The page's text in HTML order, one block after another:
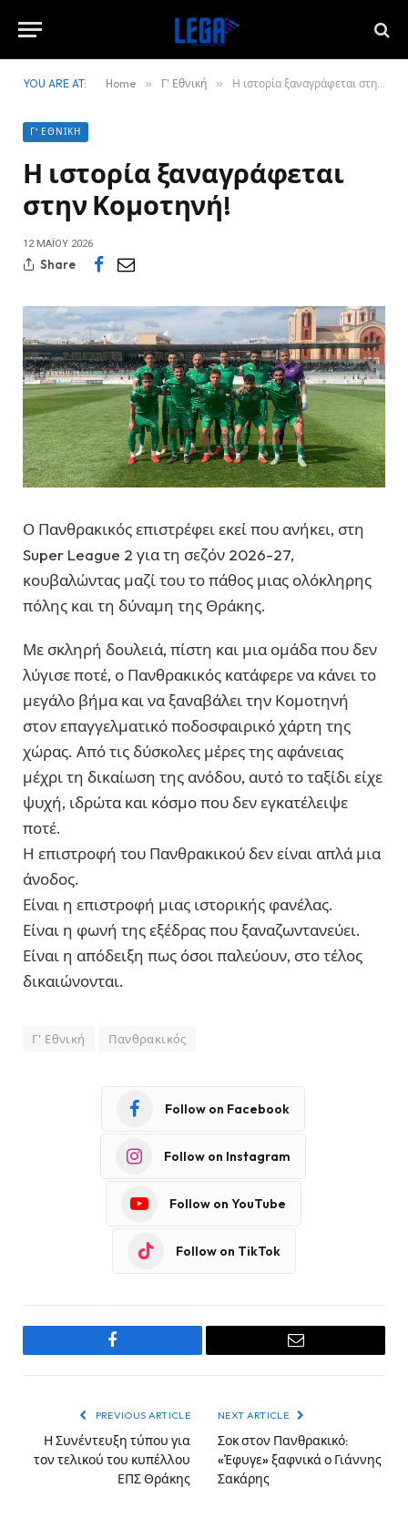
YOU ARE AT: Home » Γ' Εθνική » Η ιστορία ξαναγράφεται στην Κομοτηνή!
Γ' ΕΘΝΙΚΉ
Η ιστορία ξαναγράφεται
στην Κομοτηνή!
12 ΜΑΪ́ΟΥ 2026
Share
Ο Πανθρακικός επιστρέφει εκεί που ανήκει, στη
Super League 2 για τη σεζόν 2026-27,
κουβαλώντας μαζί του το πάθος μιας ολόκληρης
πόλης και τη δύναμη της Θράκης.
Με σκληρή δουλειά, πίστη και μια ομάδα που δεν
λύγισε ποτέ, ο Πανθρακικός κατάφερε να κάνει το
μεγάλο βήμα και να ξαναβάλει την Κομοτηνή
στον επαγγελματικό ποδοσφαιρικό χάρτη της
χώρας. Από τις δύσκολες μέρες της αφάνειας
μέχρι τη δικαίωση της ανόδου, αυτό το ταξίδι είχε
ψυχή, ιδρώτα και κόσμο που δεν εγκατέλειψε
ποτέ.
Η επιστροφή του Πανθρακικού δεν είναι απλά μια
άνοδος.
Είναι η επιστροφή μιας ιστορικής φανέλας.
Είναι η φωνή της εξέδρας που ξαναζωντανεύει.
Είναι η απόδειξη πως όσοι παλεύουν, στο τέλος
δικαιώνονται.
Γ' Εθνική Πανθρακικός
Follow on Facebook
Follow on Instagram
Follow on YouTube
Follow on TikTok
Facebook Email
PREVIOUS ARTICLE
Η Συνέντευξη τύπου για
τον τελικού του κυπέλλου
ΕΠΣ Θράκης
NEXT ARTICLE
Σοκ στον Πανθρακικό:
«Έφυγε» ξαφνικά ο Γιάννης
Σακάρης